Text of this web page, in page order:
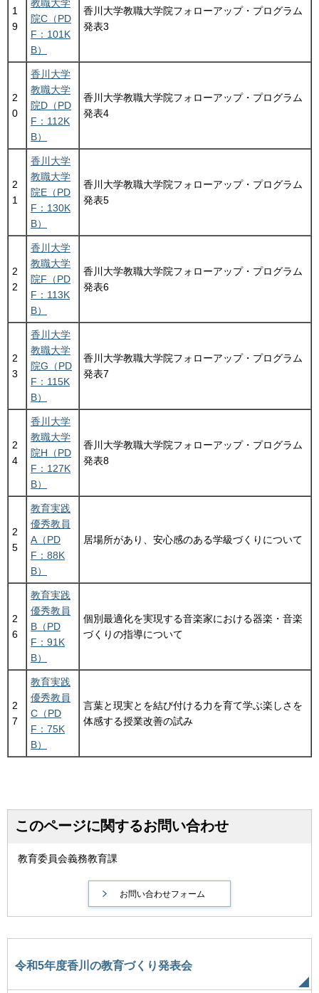
1
9
教職大学
院C（PD
F：101K
B）
香川大学教職大学院フォローアップ・プログラム
発表3
2
0
香川大学
教職大学
院D（PD
F：112K
B）
香川大学教職大学院フォローアップ・プログラム
発表4
2
1
香川大学
教職大学
院E（PD
F：130K
B）
香川大学教職大学院フォローアップ・プログラム
発表5
2
2
香川大学
教職大学
院F（PD
F：113K
B）
香川大学教職大学院フォローアップ・プログラム
発表6
2
3
香川大学
教職大学
院G（PD
F：115K
B）
香川大学教職大学院フォローアップ・プログラム
発表7
2
4
香川大学
教職大学
院H（PD
F：127K
B）
香川大学教職大学院フォローアップ・プログラム
発表8
2
5
教育実践
優秀教員
A（PD
F：88K
B）
居場所があり、安心感のある学級づくりについて
2
6
教育実践
優秀教員
B（PD
F：91K
B）
個別最適化を実現する音楽家における器楽・音楽
づくりの指導について
2
7
教育実践
優秀教員
C（PD
F：75K
B）
言葉と現実とを結び付ける力を育て学ぶ楽しさを
体感する授業改善の試み
このページに関するお問い合わせ
教育委員会義務教育課
令和5年度香川の教育づくり発表会